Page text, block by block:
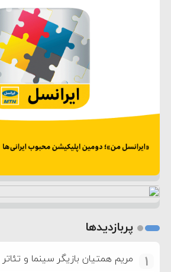
پربازدیدها
1 مریم همتیان بازیگر سینما و